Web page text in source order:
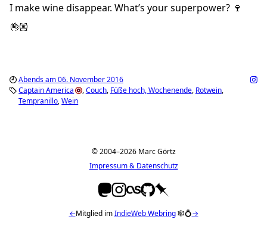
I make wine disappear. What’s your superpower? 🍷
👌🏼
Abends am 06. November 2016
Captain America
Couch Füße hoch, Wochenende Rotwein
Tempranillo Wein
© 2004–2026 Marc Görtz
Impressum & Datenschutz
←Mitglied imIndieWeb Webring🕸💍→